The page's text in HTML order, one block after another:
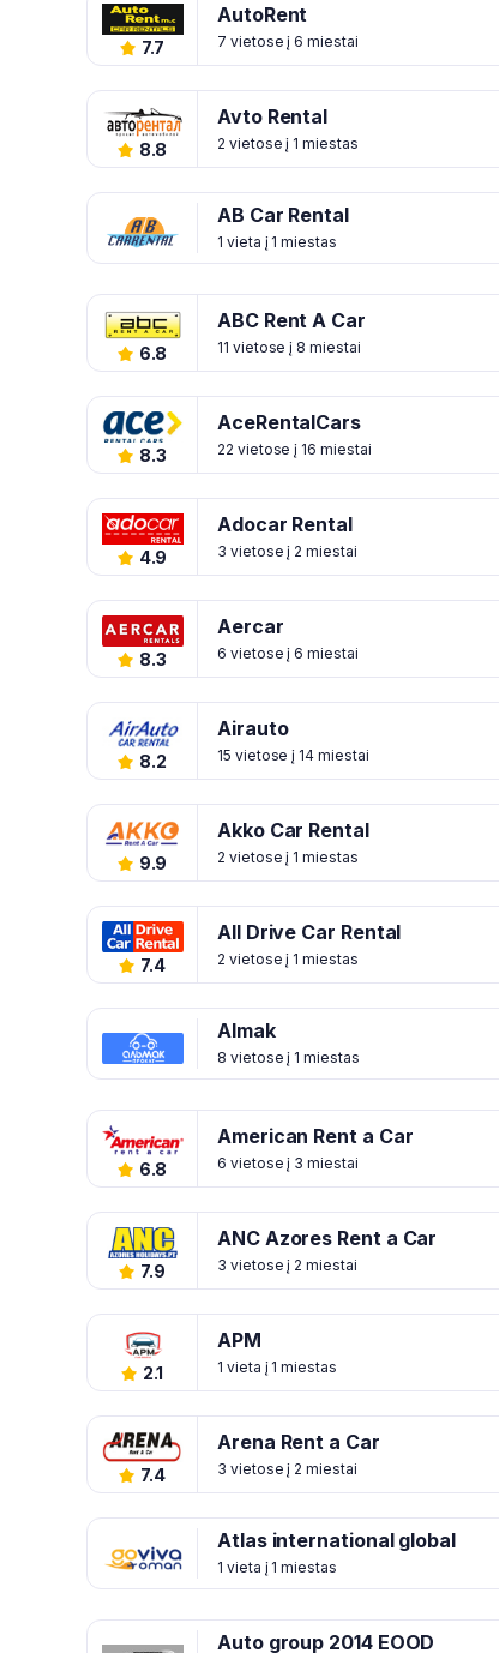
7.7
AutoRent
7 vietose į 6 miestai
8.8
Avto Rental
2 vietose į 1 miestas
AB Car Rental
1 vieta į 1 miestas
6.8
ABC Rent A Car
11 vietose į 8 miestai
8.3
AceRentalCars
22 vietose į 16 miestai
4.9
Adocar Rental
3 vietose į 2 miestai
8.3
Aercar
6 vietose į 6 miestai
8.2
Airauto
15 vietose į 14 miestai
9.9
Akko Car Rental
2 vietose į 1 miestas
7.4
All Drive Car Rental
2 vietose į 1 miestas
Almak
8 vietose į 1 miestas
6.8
American Rent a Car
6 vietose į 3 miestai
7.9
ANC Azores Rent a Car
3 vietose į 2 miestai
2.1
APM
1 vieta į 1 miestas
7.4
Arena Rent a Car
3 vietose į 2 miestai
Atlas international global
1 vieta į 1 miestas
Auto group 2014 EOOD